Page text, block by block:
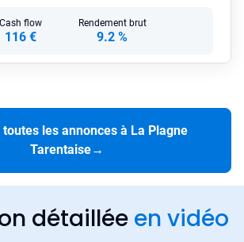
Cash flow
116 €
Rendement brut
9.2 %
toutes les annonces à La Plagne
Tarentaise→
détaillée en vidéo